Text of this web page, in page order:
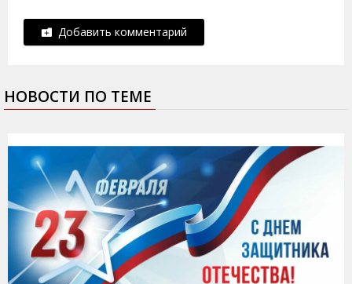
Добавить комментарий
НОВОСТИ ПО ТЕМЕ